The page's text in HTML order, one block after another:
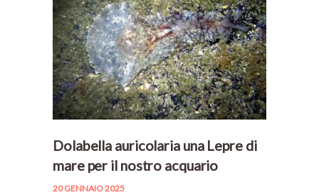
Dolabella auricolaria una Lepre di
mare per il nostro acquario
20 GENNAIO 2025